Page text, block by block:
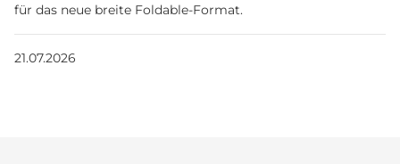
für das neue breite Foldable-Format.
21.07.2026